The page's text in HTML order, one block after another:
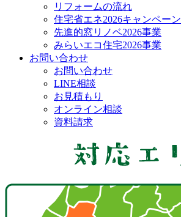
リフォームの流れ
住宅省エネ2026キャンペーン
先進的窓リノベ2026事業
みらいエコ住宅2026事業
お問い合わせ
お問い合わせ
LINE相談
お見積もり
オンライン相談
資料請求